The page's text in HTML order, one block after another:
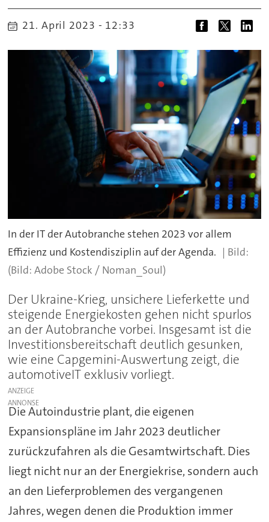
21. April 2023 - 12:33
In der IT der Autobranche stehen 2023 vor allem
Effizienz und Kostendisziplin auf der Agenda.
(Bild: Adobe Stock / Noman_Soul)
Der Ukraine-Krieg, unsichere Lieferkette und
steigende Energiekosten gehen nicht spurlos
an der Autobranche vorbei. Insgesamt ist die
Investitionsbereitschaft deutlich gesunken,
wie eine Capgemini-Auswertung zeigt, die
automotiveIT exklusiv vorliegt.
ANZEIGE
Die Autoindustrie plant, die eigenen
Expansionspläne im Jahr 2023 deutlicher
zurückzufahren als die Gesamtwirtschaft. Dies
liegt nicht nur an der Energiekrise, sondern auch
an den Lieferproblemen des vergangenen
Jahres, wegen denen die Produktion immer